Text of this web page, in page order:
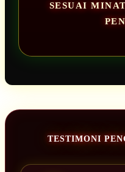
SESUAI
TESTIMONI